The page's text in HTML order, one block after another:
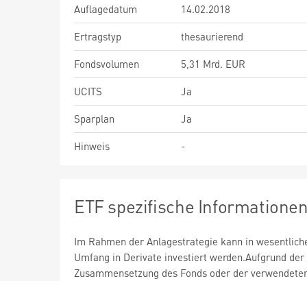
Auflagedatum
14.02.2018
Ertragstyp
thesaurierend
Fondsvolumen
5,31 Mrd. EUR
UCITS
Ja
Sparplan
Ja
Hinweis
-
ETF spezifische
Im Rahmen der Anlagestrategie kann in
Umfang in Derivate investiert werden.Aufgrund der
Zusammensetzung des Fonds oder der